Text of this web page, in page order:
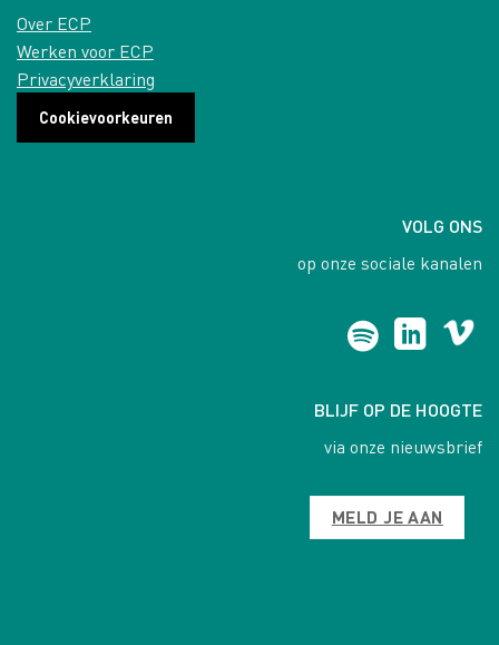
Over ECP
Werken voor ECP
Privacyverklaring
Cookievoorkeuren
VOLG ONS
op onze sociale kanalen
BLIJF OP DE HOOGTE
via onze nieuwsbrief
MELD JE AAN